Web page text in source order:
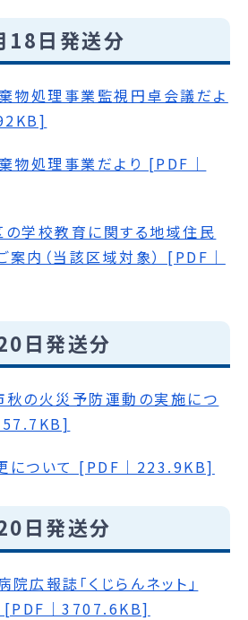
18日発送分
物処理事業監視円卓会議だよ
物処理事業だより [PDF｜
の学校教育に関する地域住民
案内（当該区域対象） [PDF｜
日発送分
の火災予防運動の実施につ
について [PDF｜223.9KB]
日発送分
広報誌「くじらんネット」
｜3707.6KB]